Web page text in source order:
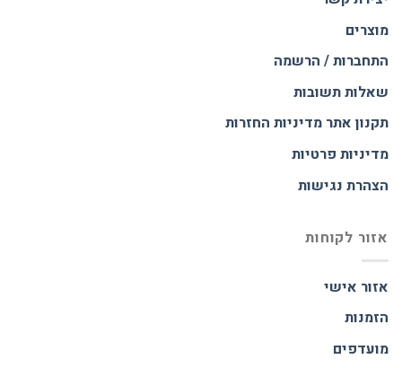
מוצרים
התחברות / הרשמה
שאלות תשובות
תקנון אתרמדיניות החזרות
מדיניות פרטיות
הצהרת נגישות
אזור לקוחות
אזור אישי
הזמנות
מועדפים